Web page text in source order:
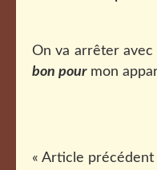
On va arrêter
bon pourmon
« Article précédent